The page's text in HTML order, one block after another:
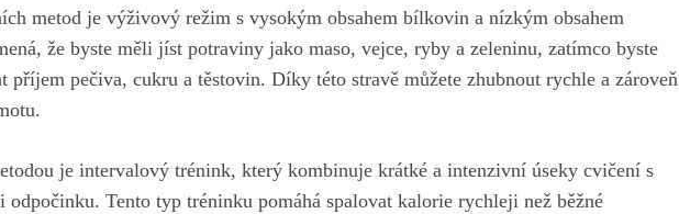
metod je výživový režim s vysokým obsahem bílkovin a nízkým obsahem
že byste měli jíst potraviny jako maso, vejce, ryby a zeleninu, zatímco byste
příjem pečiva, cukru a těstovin. Díky této stravě můžete zhubnout rychle a zároveň
je intervalový trénink, který kombinuje krátké a intenzivní úseky cvičení s
Tento typ tréninku pomáhá spalovat kalorie rychleji než běžné